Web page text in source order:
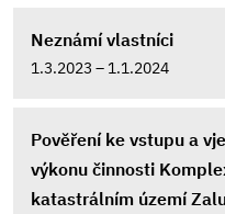
Neznámí vlastníci
1.3.2023 – 1.1.2024
Pověření ke vstupu a
výkonu činnosti
katastrálním území